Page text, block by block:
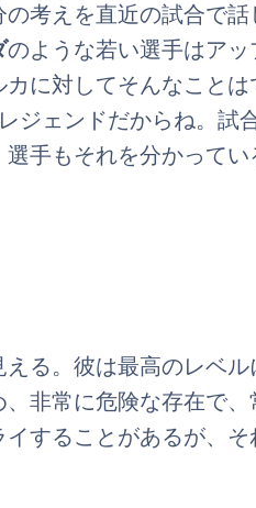
考えを直近の試合で話
のような若い選手はア
に対してそんなことは
ジェンドだからね。試
手もそれを分かってい
える。彼は最高のレベ
非常に危険な存在で、
イすることがあるが、